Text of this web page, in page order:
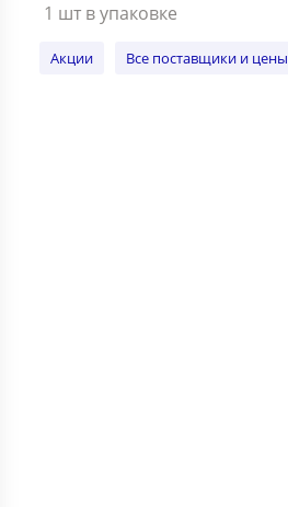
1 шт в упаковке
Акции Все поставщики и цены